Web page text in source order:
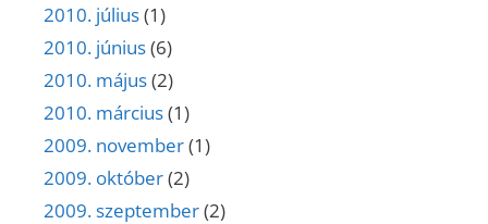
2010. július(1)
2010. június(6)
2010. május(2)
2010. március(1)
2009. november(1)
2009. október(2)
2009. szeptember(2)